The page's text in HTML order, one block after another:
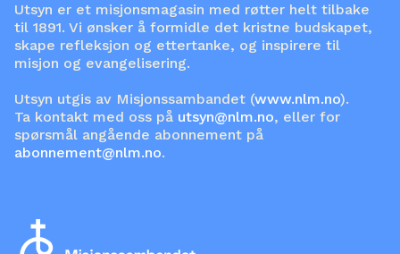
Utsyn er et misjonsmagasin med røtter helt tilbake
til 1891. Vi ønsker å formidle det kristne budskapet,
skape refleksjon og ettertanke, og inspirere til
misjon og evangelisering.
Utsyn utgis av Misjonssambandet (www.nlm.no).
Ta kontakt med oss på utsyn@nlm.no, eller for
spørsmål angående abonnement på
abonnement@nlm.no.